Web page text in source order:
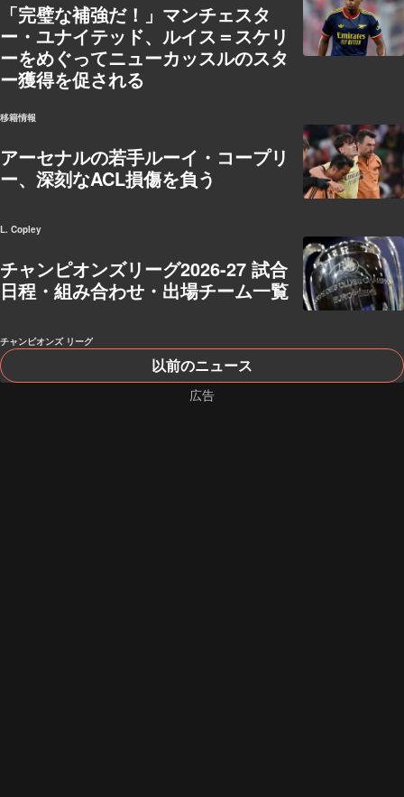
「完璧な補強だ！」マンチェスタ
ー・ユナイテッド、ルイス＝スケリ
ーをめぐってニューカッスルのスタ
ー獲得を促される
移籍情報
アーセナルの若手ルーイ・コープリ
ー、深刻なACL損傷を負う
L. Copley
チャンピオンズリーグ2026-27 試合
日程・組み合わせ・出場チーム一覧
チャンピオンズ リーグ
以前のニュース